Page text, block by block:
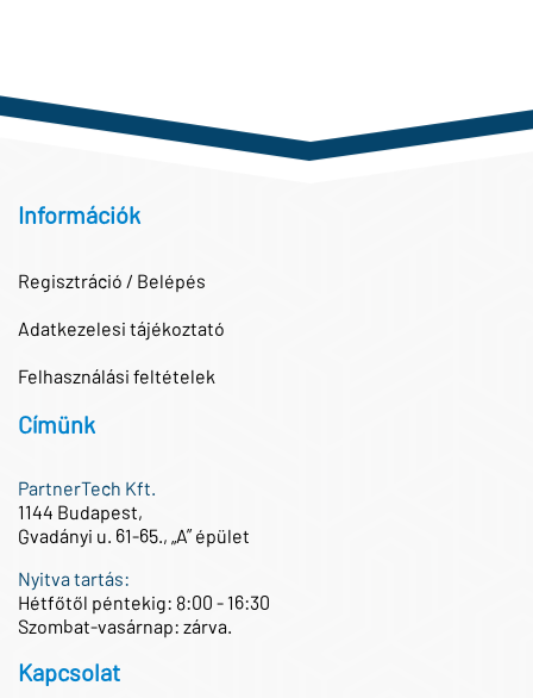
Információk
Regisztráció / Belépés
Adatkezelesi tájékoztató
Felhasználási feltételek
Címünk
PartnerTech Kft.
1144 Budapest,
Gvadányi u. 61-65., „A” épület
Nyitva tartás:
Hétfőtől péntekig: 8:00 - 16:30
Szombat-vasárnap: zárva.
Kapcsolat